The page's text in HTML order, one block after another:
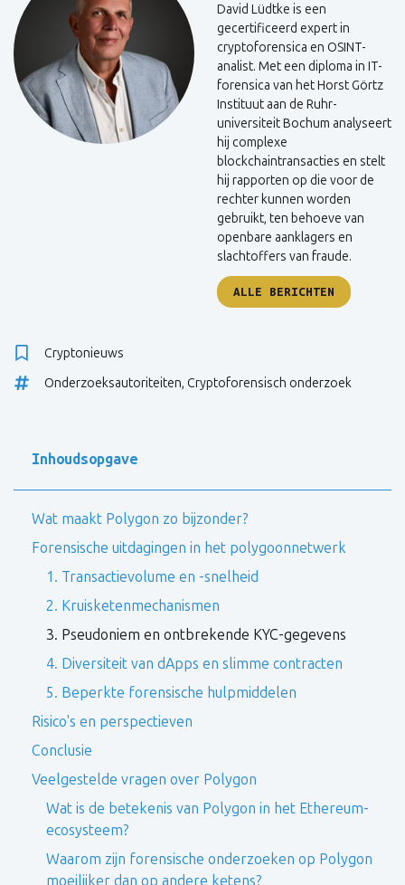
David Lüdtke is een
gecertificeerd expert in
cryptoforensica en OSINT-
analist. Met een diploma in IT-
forensica van het Horst Görtz
Instituut aan de Ruhr-
universiteit Bochum analyseert
hij complexe
blockchaintransacties en stelt
hij rapporten op die voor de
rechter kunnen worden
gebruikt, ten behoeve van
openbare aanklagers en
slachtoffers van fraude.
ALLE BERICHTEN
Cryptonieuws
Onderzoeksautoriteiten, Cryptoforensisch onderzoek
Inhoudsopgave
Wat maakt Polygon zo bijzonder?
Forensische uitdagingen in het polygoonnetwerk
1. Transactievolume en -snelheid
2. Kruisketenmechanismen
3. Pseudoniem en ontbrekende KYC-gegevens
4. Diversiteit van dApps en slimme contracten
5. Beperkte forensische hulpmiddelen
Risico's en perspectieven
Conclusie
Veelgestelde vragen over Polygon
Wat is de betekenis van Polygon in het Ethereum-
ecosysteem?
Waarom zijn forensische onderzoeken op Polygon
moeilijker dan op andere ketens?